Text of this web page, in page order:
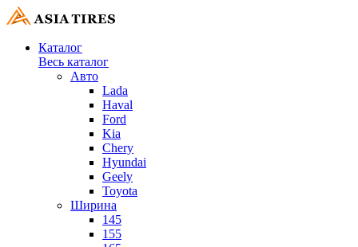
Каталог
Весь каталог
Авто
Lada
Haval
Ford
Kia
Chery
Hyundai
Geely
Toyota
Ширина
145
155